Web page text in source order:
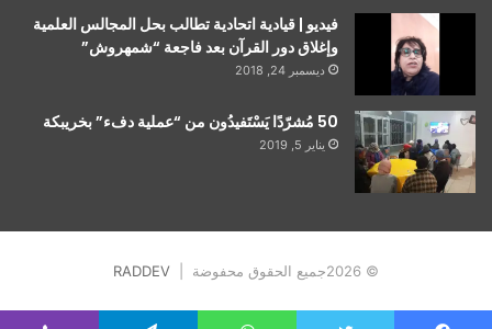
فيديو | قيادية اتحادية تطالب بحل المجالس العلمية
وإغلاق دور القرآن بعد فاجعة “شمهروش”
ديسمبر 24, 2018
50 مُشرّدًا يَسْتَفيدُون من “عملية دفء” بخريبكة
يناير 5, 2019
© 2026جميع الحقوق محفوضة | RADDEV